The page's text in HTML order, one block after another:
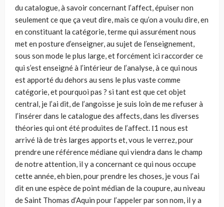
du catalogue, à savoir concernant l’affect, épuiser non
seulement ce que ça veut dire, mais ce qu’on a voulu dire, en
en constituant la catégorie, terme qui assurément nous
met en posture d’enseigner, au sujet de l’enseignement,
sous son mode le plus large, et forcément ici raccorder ce
qui s’est enseigné à l’intérieur de l’analyse, à ce qui nous
est apporté du dehors au sens le plus vaste comme
catégorie, et pourquoi pas ? si tant est que cet objet
central, je l’ai dit, de l’angoisse je suis loin de me refuser à
l’insérer dans le catalogue des affects, dans les diverses
théories qui ont été produites de l’affect. Ι1 nous est
arrivé là de très larges apports et, vous le verrez, pour
prendre une référence médiane qui viendra dans le champ
de notre attention, il y a concernant ce qui nous occupe
cette année, eh bien, pour prendre les choses, je vous l’ai
dit en une espèce de point médian de la coupure, au niveau
de Saint Thomas d’Aquin pour l’appeler par son nom, il y a